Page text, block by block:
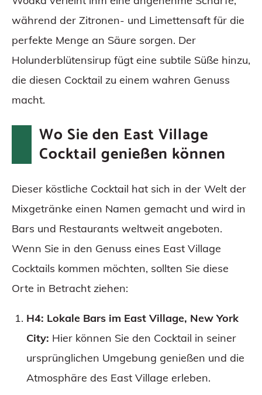
während der Zitronen- und Limettensaft für die
perfekte Menge an Säure sorgen. Der
Holunderblütensirup fügt eine subtile Süße hinzu,
die diesen Cocktail zu einem wahren Genuss
macht.
Wo Sie den East Village
Cocktail genießen können
Dieser köstliche Cocktail hat sich in der Welt der
Mixgetränke einen Namen gemacht und wird in
Bars und Restaurants weltweit angeboten.
Wenn Sie in den Genuss eines East Village
Cocktails kommen möchten, sollten Sie diese
Orte in Betracht ziehen:
H4: Lokale Bars im East Village, New York
City: Hier können Sie den Cocktail in seiner
ursprünglichen Umgebung genießen und die
Atmosphäre des East Village erleben.